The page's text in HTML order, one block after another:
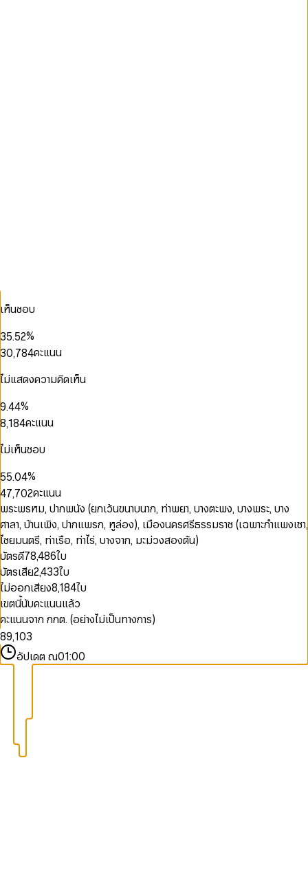
เห็นชอบ
1
3
4
5
6
7
8
9
3
5
6
7
8
9
.
3
5
6
7
8
9
0
2
3
4
5
6
7
8
9
%
0
2
3
5
7
8
9
0
2
4
5
6
7
8
,
4
6
7
9
5
6
7
8
1
2
3
4
6
8
คะแนน
ไม่แสดงความคิดเห็น
0
1
3
4
5
7
9.
0
2
4
5
6
7
8
9
0
2
4
5
6
7
8
9
%
1
2
3
4
5
7
8,
0
1
3
5
6
7
8
9
1
2
3
5
7
8
0
1
2
3
4
6
8
9
คะแนน
ไม่เห็นชอบ
0
1
3
5
6
7
8
9
0
1
3
5
6
7
8
9
.0
1
2
3
4
5
6
7
8
9
0
2
4
5
6
7
8
9
%
0
1
3
4
5
6
7
8
9
0
1
2
3
4
6
7
8
9
,
0
1
2
3
4
6
7
8
9
0
1
2
3
4
5
6
7
8
9
0
1
2
3
4
5
6
7
8
9
คะแนน
พระพรหม, ปากพนัง (ยกเว้นขนาบนาก, ท่าพยา, บางตะพง, บางพระ, บาง
ศาลา, บ้านเพิง, ปากแพรก, หูล่อง), เมืองนครศรีธรรมราช (เฉพาะกำแพงเซา,
ไชยมนตรี, ท่าเรือ, ท่าไร่, บางจาก, มะม่วงสองต้น)
บัตรดี78,486ใบ
บัตรเสีย2,433ใบ
ไม่ออกเสียง8,184ใบ
เขตนี้นับคะแนนแล้ว
คะแนนจาก กกต. (อย่างไม่เป็นทางการ)
0
1
2
3
4
5
6
7
8
9
0
1
2
3
4
5
6
7
8
9,
0
1
2
3
0
1
2
7
9
0
1
2
3
4
5
อัปเดต ณ01:00